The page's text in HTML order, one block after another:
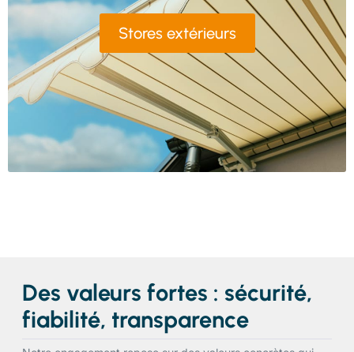
Stores extérieurs
Des valeurs fortes : sécurité,
fiabilité, transparence